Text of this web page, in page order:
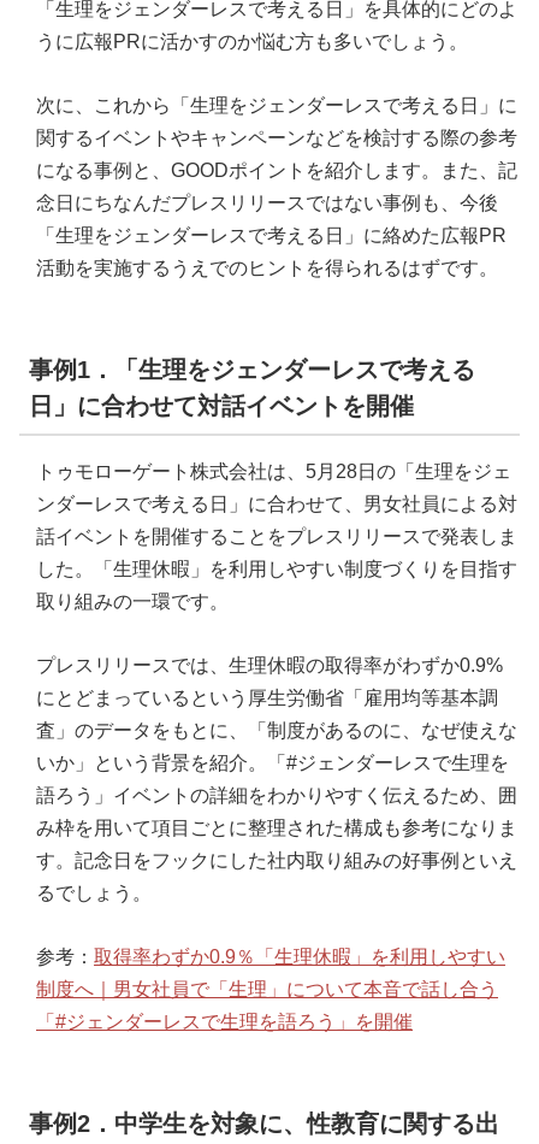
「生理をジェンダーレスで考える日」を具体的にどのよ
うに広報PRに活かすのか悩む方も多いでしょう。
次に、これから「生理をジェンダーレスで考える日」に
関するイベントやキャンペーンなどを検討する際の参考
になる事例と、GOODポイントを紹介します。また、記
念日にちなんだプレスリリースではない事例も、今後
「生理をジェンダーレスで考える日」に絡めた広報PR
活動を実施するうえでのヒントを得られるはずです。
事例1．「生理をジェンダーレスで考える
日」に合わせて対話イベントを開催
トゥモローゲート株式会社は、5月28日の「生理をジェ
ンダーレスで考える日」に合わせて、男女社員による対
話イベントを開催することをプレスリリースで発表しま
した。「生理休暇」を利用しやすい制度づくりを目指す
取り組みの一環です。
プレスリリースでは、生理休暇の取得率がわずか0.9%
にとどまっているという厚生労働省「雇用均等基本調
査」のデータをもとに、「制度があるのに、なぜ使えな
いか」という背景を紹介。「#ジェンダーレスで生理を
語ろう」イベントの詳細をわかりやすく伝えるため、囲
み枠を用いて項目ごとに整理された構成も参考になりま
す。記念日をフックにした社内取り組みの好事例といえ
るでしょう。
参考： 取得率わずか0.9％「生理休暇」を利用しやすい
制度へ｜男女社員で「生理」について本音で話し合う
「#ジェンダーレスで生理を語ろう」を開催
事例2．中学生を対象に、性教育に関する出